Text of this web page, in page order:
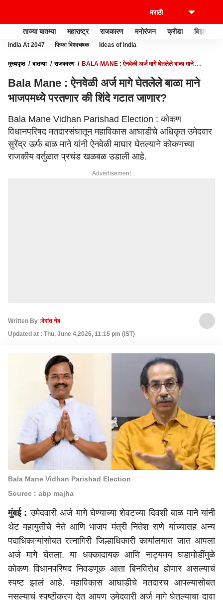
ताज्या बातम्या महाराष्ट्र राजकारण मनोरंजन क्रीडा बिझनेस
India At 2047 फिफा विश्वचषक Ideas of India
मुख्यपृष्ठ बातम्या राजकारण
BALA MANE : ऐनवेळी अर्ज मागे घेतलेले बाळा माने
Bala Mane : ऐनवेळी अर्ज मागे घेतलेले बाळा माने
भाजपमध्ये परतणार की शिंदे गटात जाणार?
Bala Mane Vidhan Parishad Election : कोकण
विधानपरिषद मतदारसंघातून महाविकास आघाडीचे अधिकृत उमेदवार
सुरेंद्र ऊर्फ बाळ माने यांनी ऐनवेळी माघार घेतल्याने कोकणच्या
राजकीय वर्तुळात प्रचंड खळबळ उडाली आहे.
Advertisement
Written By :वेदांत नेब
Updated at : Thu, June 4,2026, 11:15 pm (IST)
Bala Mane Vidhan Parishad Election
Source : abp majha
मुंबई: उमेदवारी अर्ज मागे घेण्याच्या शेवटच्या दिवशी बाळ माने यांनी
थेट महायुतीचे नेते आणि भाजप मंत्री नितेश राणे यांच्यासह अन्य
पदाधिकाऱ्यांसोबत रत्नागिरी जिल्हाधिकारी कार्यालयात जात आपला
अर्ज मागे घेतला. या धक्कादायक आणि नाट्यमय घडामोडींमुळे
कोकण विधानपरिषद निवडणूक आता बिनविरोध होणार असल्याचं
स्पष्ट झालं आहे. महाविकास आघाडीचे मतदारच आपल्यासोबत
नसल्याचं स्पष्टीकरण देत आपण उमेदवारी अर्ज मागे घेतल्याचा दावा